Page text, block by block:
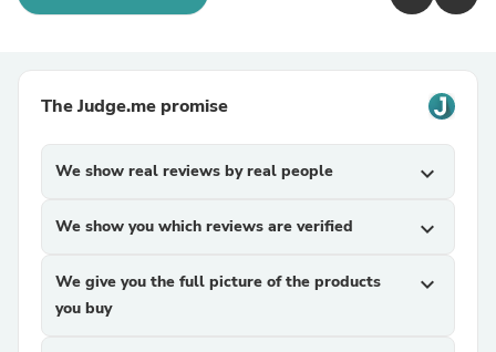
The Judge.me promise
We show real reviews by real people expand_more
We show you which reviews are verified expand_more
We give you the full picture of the products
you buy
expand_more